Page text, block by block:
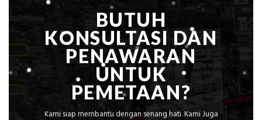
BUTUH
KONSULTASI DAN
PENAWARAN
UNTUK
PEMETAAN?
Kami siap membantu dengan senang hati. Kami Juga